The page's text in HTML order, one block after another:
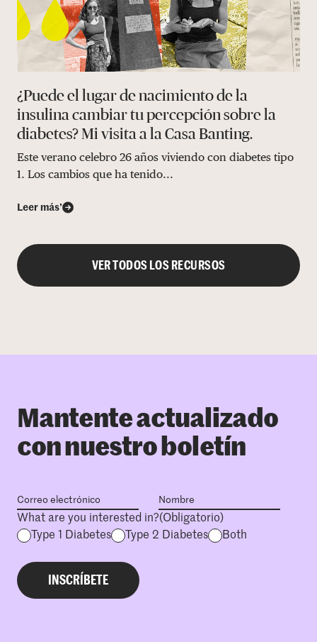
¿Puede el lugar de nacimiento de la
insulina cambiar tu percepción sobre la
diabetes? Mi visita a la Casa Banting.
Este verano celebro 26 años viviendo con diabetes tipo
1. Los cambios que ha tenido...
Leer más’
VER TODOS LOS RECURSOS
Mantente actualizado
con nuestro boletín
What are you interested in?(Obligatorio)
Type 1 Diabetes
Type 2 Diabetes Both